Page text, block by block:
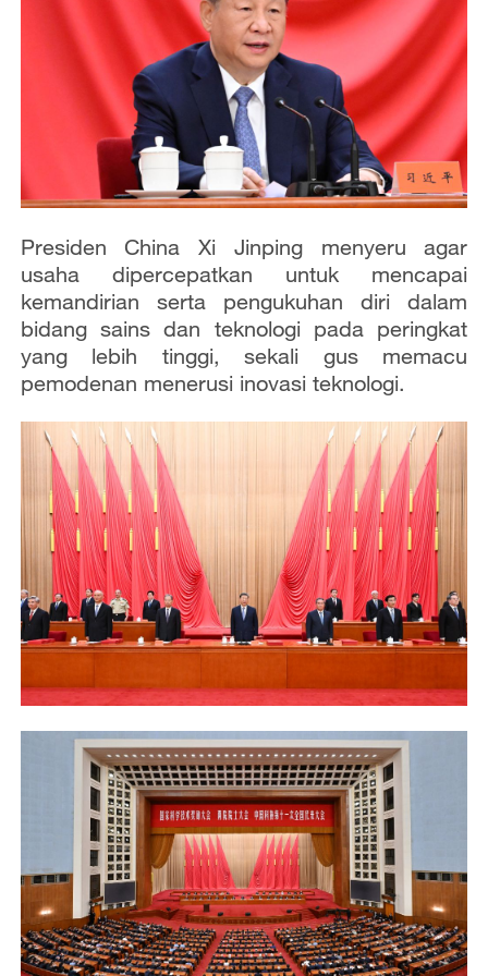
Presiden China Xi Jinping menyeru agar
usaha dipercepatkan untuk mencapai
kemandirian serta pengukuhan diri dalam
bidang sains dan teknologi pada peringkat
yang lebih tinggi, sekali gus memacu
pemodenan menerusi inovasi teknologi.